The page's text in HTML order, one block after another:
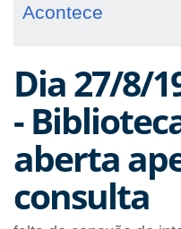
Acontece
Dia 27/8/
-
aberta
consulta